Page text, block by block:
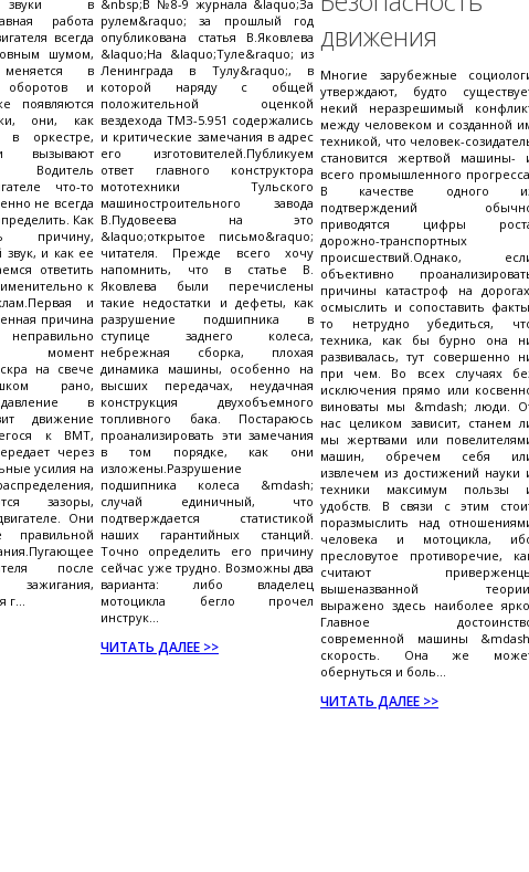
звуки в
работа
всегда
шумом,
в
оборотов и
появляются
они, как
в оркестре,
Водитель
что-то
не всегда
Как
причину,
и как ее
ответить
к
и
причина
момент
на свече
рано,
в
движение
к ВМТ,
через
усилия на
зазоры,
Они
правильной
после
г...
&nbsp;В №8-9 журнала &laquo;За
рулем&raquo; за прошлый год
опубликована статья В.Яковлева
&laquo;На &laquo;Туле&raquo; из
Ленинграда в Тулу&raquo;, в
которой наряду с общей
положительной оценкой
вездехода ТМЗ-5.951 содержались
и критические замечания в адрес
его изготовителей.Публикуем
ответ главного конструктора
мототехники Тульского
машиностроительного завода
В.Пудовеева на это
&laquo;открытое письмо&raquo;
читателя. Прежде всего хочу
напомнить, что в статье В.
Яковлева были перечислены
такие недостатки и дефеты, как
разрушение подшипника в
ступице заднего колеса,
небрежная сборка, плохая
динамика машины, особенно на
высших передачах, неудачная
конструкция двухобъемного
топливного бака. Постараюсь
проанализировать эти замечания
в том порядке, как они
изложены.Разрушение
подшипника колеса &mdash;
случай единичный, что
подтверждается статистикой
наших гарантийных станций.
Точно определить его причину
сейчас уже трудно. Возможны два
варианта: либо владелец
мотоцикла бегло прочел
инструк...
ЧИТАТЬ ДАЛЕЕ >>
движения
Многие зарубежные
утверждают, будто
некий неразрешимый
между человеком и созданной
техникой, что человек-
становится жертвой машины-
всего промышленного
В качестве одного
подтверждений
приводятся цифры
дорожно-транспортных
происшествий.Однако,
объективно
причины катастроф на
осмыслить и сопоставить
то нетрудно убедиться,
техника, как бы бурно она
развивалась, тут совершенно
при чем. Во всех случаях
исключения прямо или
виноваты мы &mdash; люди.
нас целиком зависит, станем
мы жертвами или
машин, обречем себя
извлечем из достижений науки
техники максимум пользы
удобств. В связи с этим
поразмыслить над
человека и мотоцикла,
пресловутое противоречие,
считают
вышеназванной
выражено здесь наиболее
Главное
современной машины
скорость. Она же
обернуться и боль...
ЧИТАТЬ ДАЛЕЕ >>